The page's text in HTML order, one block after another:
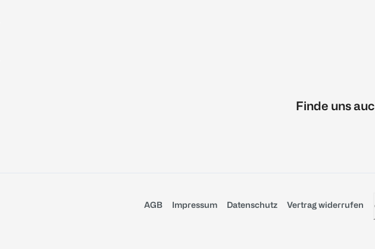
Finde uns
AGB Impressum Datenschutz Vertrag widerrufen